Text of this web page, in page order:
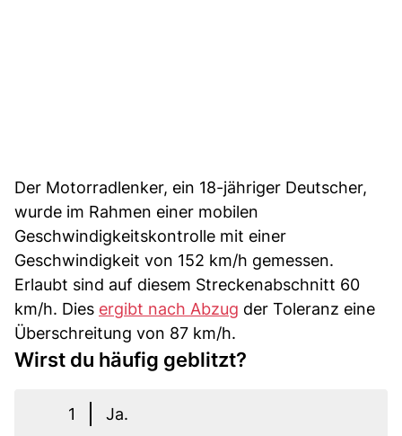
Der Motorradlenker, ein 18-jähriger Deutscher,
wurde im Rahmen einer mobilen
Geschwindigkeitskontrolle mit einer
Geschwindigkeit von 152 km/h gemessen.
Erlaubt sind auf diesem Streckenabschnitt 60
km/h. Dies ergibt nach Abzug der Toleranz eine
Überschreitung von 87 km/h.
Wirst du häufig geblitzt?
1 Ja.